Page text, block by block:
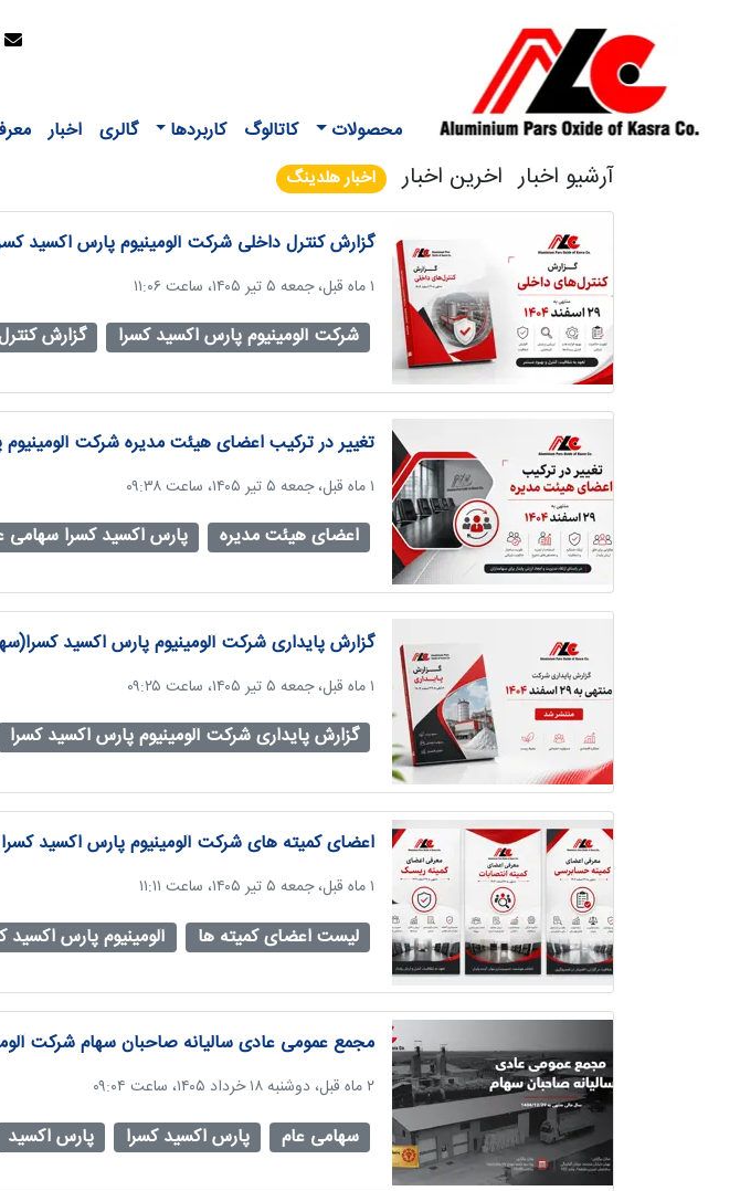
محصولات کاتالوگ کاربردها گالری اخبار
آرشیو اخبار اخرین اخبار اخبار هلدینگ
گزارش کنترل داخلی شرکت آلومینیوم پارس اکسید
‫۱ ماه قبل، جمعه ۵ تیر ۱۴۰۵، ساعت ۱۱:۰۶
شرکت آلومینیوم پارس اکسید کسرا گزارش
تغییر در ترکیب اعضای هیئت مدیره شرکت آلومینیوم پاس
‫۱ ماه قبل، جمعه ۵ تیر ۱۴۰۵، ساعت ۰۹:۳۸
اعضای هیئت مدیره پارس اکسید کسرا سهامی
گزارش پایداری شرکت آلومینیوم پارس اکسید کسرا(سهام عام)
‫۱ ماه قبل، جمعه ۵ تیر ۱۴۰۵، ساعت ۰۹:۲۵
گزارش پایداری شرکت آلومینیوم پارس اکسید کسرا
اعضای کمیته های شرکت آلومینیوم پارس اکسید کسرا
‫۱ ماه قبل، جمعه ۵ تیر ۱۴۰۵، ساعت ۱۱:۱۱
لیست اعضای کمیته ها آلومینیوم پارس اکسید
مجمع عمومی عادی سالیانه صاحبان سهام شرکت
‫۲ ماه قبل، دوشنبه ۱۸ خرداد ۱۴۰۵، ساعت ۰۹:۰۴
سهامی عام پارس اکسید کسرا پارس اکسید